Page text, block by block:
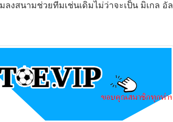
งสนามช่วยทีมเช่นเดิมไม่ว่าจะเป็น มิเกล อัล